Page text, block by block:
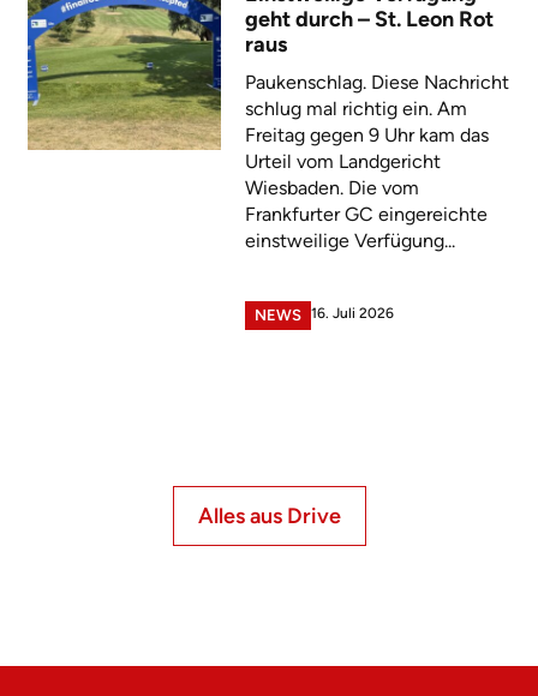
geht durch – St. Leon Rot
raus
Paukenschlag. Diese Nachricht
schlug mal richtig ein. Am
Freitag gegen 9 Uhr kam das
Urteil vom Landgericht
Wiesbaden. Die vom
Frankfurter GC eingereichte
einstweilige Verfügung...
NEWS 16. Juli 2026
Alles aus Drive